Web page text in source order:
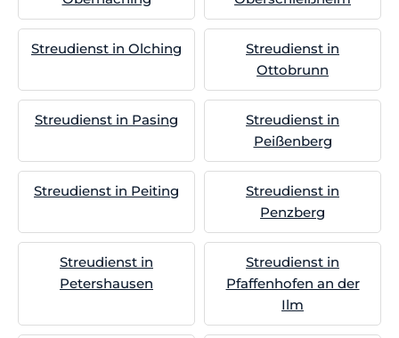
Streudienst in Olching
Streudienst in
Ottobrunn
Streudienst in Pasing
Streudienst in
Peißenberg
Streudienst in Peiting
Streudienst in
Penzberg
Streudienst in
Petershausen
Streudienst in
Pfaffenhofen an der
Ilm